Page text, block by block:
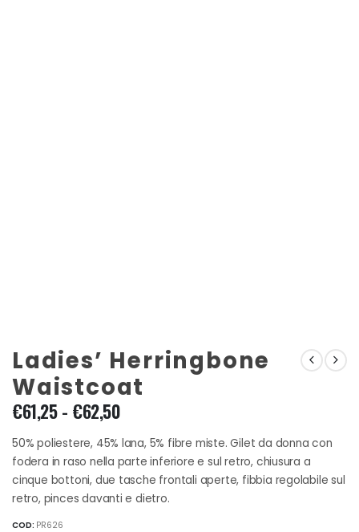
Ladies’ Herringbone
Waistcoat
€61,25 - €62,50Fascia
prezzo:
da
€61,25
a
50% poliestere, 45% lana, 5% fibre miste. Gilet da donna con
fodera in raso nella parte inferiore e sul retro, chiusura a
cinque bottoni, due tasche frontali aperte, fibbia regolabile sul
retro, pinces davanti e dietro.
COD: PR626